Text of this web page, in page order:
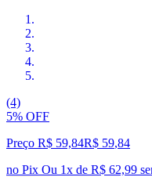
(4)
5% OFF
Preço R$ 59,84R$ 59,84
no Pix Ou 1x de R$ 62,99